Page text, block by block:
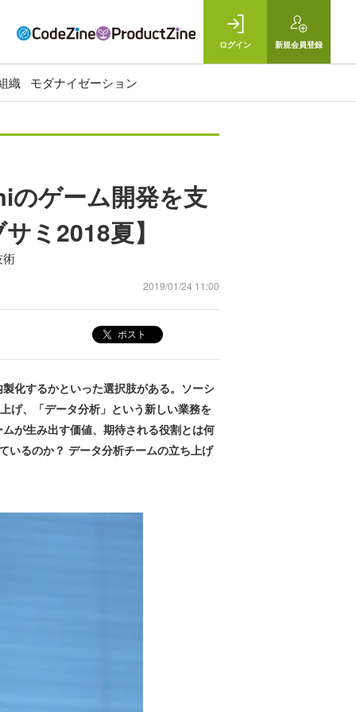
ログイン 新規会員登録
織 モダナイゼーション
ゲーム開発を支
ミ2018夏】
術
2019/01/24 11:00
ポスト
化するかといった選択肢がある。ソーシ
げ、「データ分析」という新しい業務を
が生み出す価値、期待される役割とは何
いるのか？ データ分析チームの立ち上げ